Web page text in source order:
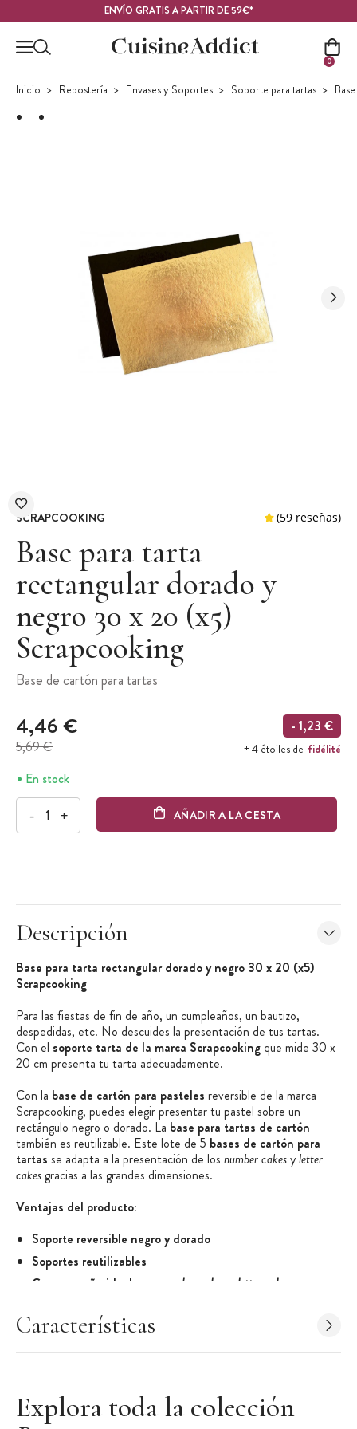
ENVÍO GRATIS A PARTIR DE 59€*
0
Inicio Repostería Envases y Soportes Soporte para tartas
SCRAPCOOKING
Base para tarta
rectangular dorado y
negro 30 x 20 (x5)
Scrapcooking
Base de cartón para tartas
4,46 €
5,69 €
- 1,23 €
+ 4 étoiles de fidélité
En stock
- + AÑADIR A LA CESTA
Descripción
Base para tarta rectangular dorado y negro 30 x 20 (x5)
Scrapcooking
Para las fiestas de fin de año, un cumpleaños, un bautizo,
despedidas, etc. No descuides la presentación de tus tartas.
Con el soporte tarta de la marca Scrapcooking que mide 30 x
20 cm presenta tu tarta adecuadamente.
Con la base de cartón para pasteles reversible de la marca
Scrapcooking, puedes elegir presentar tu pastel sobre un
rectángulo negro o dorado. La base para tartas de cartón
también es reutilizable. Este lote de 5 bases de cartón para
tartas se adapta a la presentación de los number cakesyletter
cakesgracias a las grandes dimensiones.
Ventajas del producto:
Soporte reversible negro y dorado
Soportes reutilizables
Gran tamaño ideal para
number cakes
letter cakes
Características de las bases para tartas
Forma: Rectangular
Color: Dorado y negro
Características
Explora toda la colección